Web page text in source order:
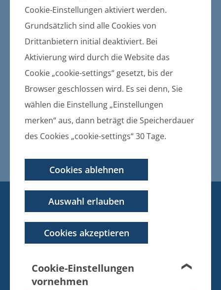
Cookie-Einstellungen aktiviert werden.
Grundsätzlich sind alle Cookies von
Drittanbietern initial deaktiviert. Bei
Aktivierung wird durch die Website das
Cookie „cookie-settings“ gesetzt, bis der
Browser geschlossen wird. Es sei denn, Sie
wählen die Einstellung „Einstellungen
merken“ aus, dann beträgt die Speicherdauer
des Cookies „cookie-settings“ 30 Tage.
Cookies ablehnen
Auswahl erlauben
Cookies akzeptieren
Cookie-Einstellungen
vornehmen
Bekanntmachung der Satzung
der Gemeinde Ziethen über
die Erhebung von Beiträgen
für den Ausbau von Straßen,
Wegen und Plätzen
23.10.2015
Bekanntmachung der Satzung der
Gemeinde Ziethen über die
Erhebung von Beiträgen für den
Ausbau von Straßen, Wegen und
BANKVERBINDUNG
Amt Züssow
Telefon: 038355 643 0